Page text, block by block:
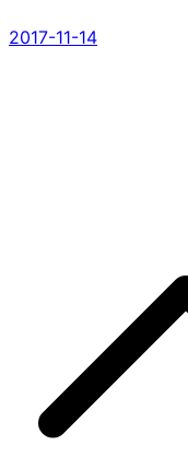
2017-11-14